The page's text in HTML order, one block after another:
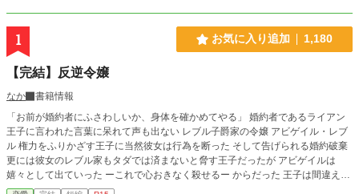
1 お気に入り追加 1,180
【完結】反逆令嬢
なか
書籍情報
「お前が婚約者にふさわしいか、身体を確かめてやる」 婚約者であるライアン
王子に言われた言葉に呆れて声も出ない レブル子爵家の令嬢 アビゲイル・レブ
ル 権力をふりかざす王子に当然彼女は行為を断った そして告げられる婚約破棄
更には彼女のレブル家もタダでは済まないと脅す王子だったが アビゲイルは
嬉々として出ていった ーこれで心おきなく殺せるー からだった 王子は間違えて
いた 彼女は、レブル家はただの貴族ではなかった 血の滴るナイフを見て笑う そ